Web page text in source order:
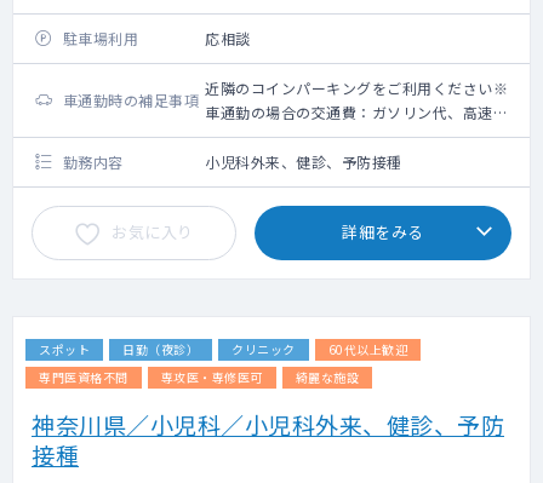
駐車場利用 応相談
車通勤時の補足事項
近隣のコインパーキングをご利用ください※
車通勤の場合の交通費：ガソリン代、高速道
路利用料金（上限5,000円）＋駐車場代（上
限2,000円）
勤務内容 小児科外来、健診、予防接種
お気に入り 詳細をみる
スポット 日勤（夜診） クリニック
60代以上歓迎
専門医資格不問
専攻医・専修医可 綺麗な施設
神奈川県／小児科／小児科外来、健診、予防
接種